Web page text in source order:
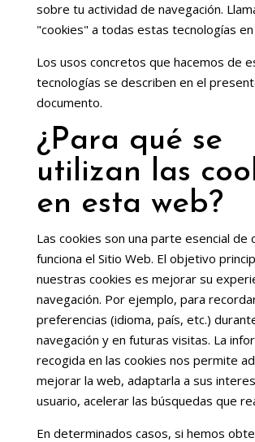
sobre tu actividad de navegación.
"cookies" a todas estas tecnologías
Los usos concretos que hacemos de
tecnologías se describen en el
documento.
¿Para qué se
utilizan las
en esta web?
Las cookies son una parte esencial de
funciona el Sitio Web. El objetivo
nuestras cookies es mejorar su
navegación. Por ejemplo, para
preferencias (idioma, país, etc.)
navegación y en futuras visitas. La
recogida en las cookies nos permite
mejorar la web, adaptarla a sus
usuario, acelerar las búsquedas que
En determinados casos, si hemos